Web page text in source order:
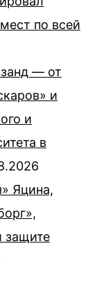
по всей
— от
и
и
в
Яцина,
защите